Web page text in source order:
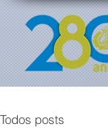
Todos posts